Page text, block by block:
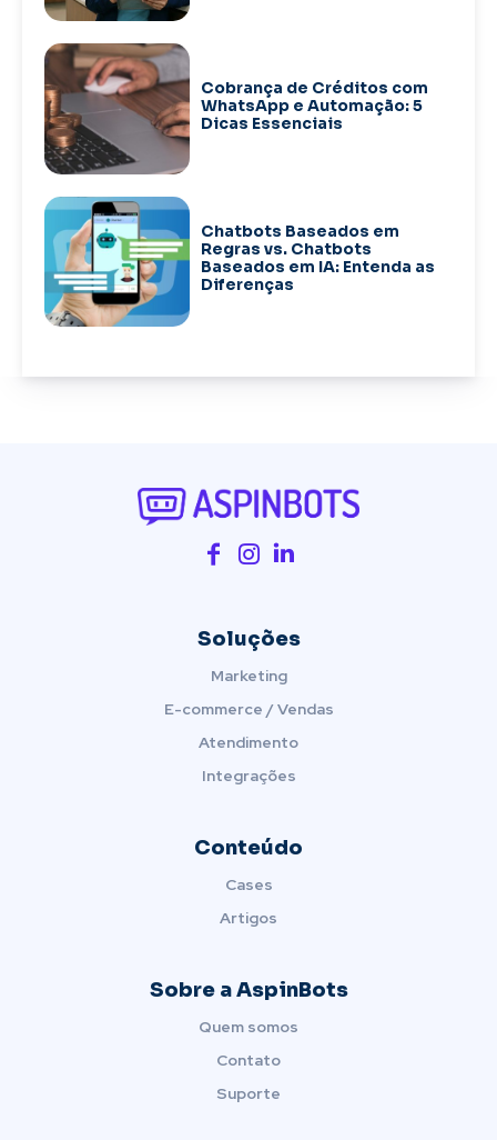
Cobrança de Créditos com
WhatsApp e Automação: 5
Dicas Essenciais
Chatbots Baseados em
Regras vs. Chatbots
Baseados em IA: Entenda as
Diferenças
Soluções
Marketing
E-commerce / Vendas
Atendimento
Integrações
Conteúdo
Cases
Artigos
Sobre a AspinBots
Quem somos
Contato
Suporte